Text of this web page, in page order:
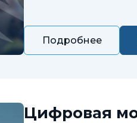
Подробнее
Цифровая